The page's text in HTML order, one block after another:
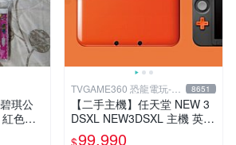
琪公
色款
TVGAME360 恐龍電玩-台
中店
8651
【二手主機】任天堂 NEW 3
DSXL NEW3DSXL 主機 英文
版 歐洲機 橘黑色 附贈充電器
99,990